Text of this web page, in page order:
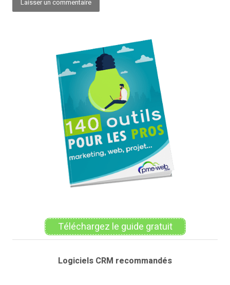
Téléchargez le guide gratuit
Logiciels CRM recommandés